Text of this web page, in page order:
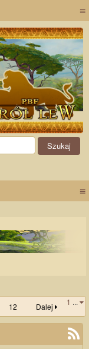
≡
≡
1 ...
12 Dalej